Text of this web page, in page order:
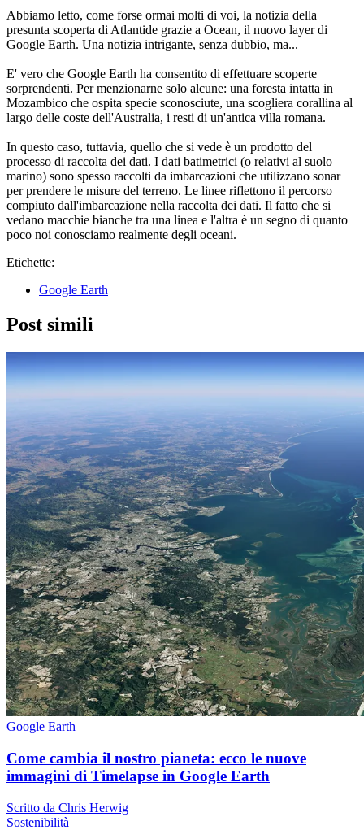
Abbiamo letto, come forse ormai molti di voi, la notizia della
presunta scoperta di Atlantide grazie a Ocean, il nuovo layer di
Google Earth. Una notizia intrigante, senza dubbio, ma...
E' vero che Google Earth ha consentito di effettuare scoperte
sorprendenti. Per menzionarne solo alcune: una foresta intatta in
Mozambico che ospita specie sconosciute, una scogliera corallina al
largo delle coste dell'Australia, i resti di un'antica villa romana.
In questo caso, tuttavia, quello che si vede è un prodotto del
processo di raccolta dei dati. I dati batimetrici (o relativi al suolo
marino) sono spesso raccolti da imbarcazioni che utilizzano sonar
per prendere le misure del terreno. Le linee riflettono il percorso
compiuto dall'imbarcazione nella raccolta dei dati. Il fatto che si
vedano macchie bianche tra una linea e l'altra è un segno di quanto
poco noi conosciamo realmente degli oceani.
Etichette:
Google Earth
Post simili
Google Earth
Come cambia il nostro pianeta: ecco le nuove
immagini di Timelapse in Google Earth
Scritto da Chris Herwig
Sostenibilità